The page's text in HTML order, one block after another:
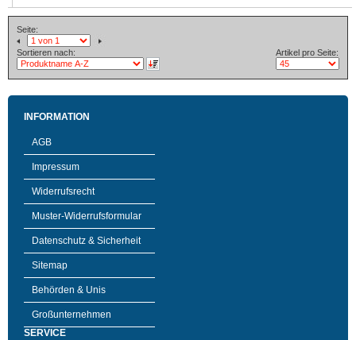
Seite:
Sortieren nach: Artikel pro Seite:
INFORMATION
AGB
Impressum
Widerrufsrecht
Muster-Widerrufsformular
Datenschutz & Sicherheit
Sitemap
Behörden & Unis
Großunternehmen
SERVICE